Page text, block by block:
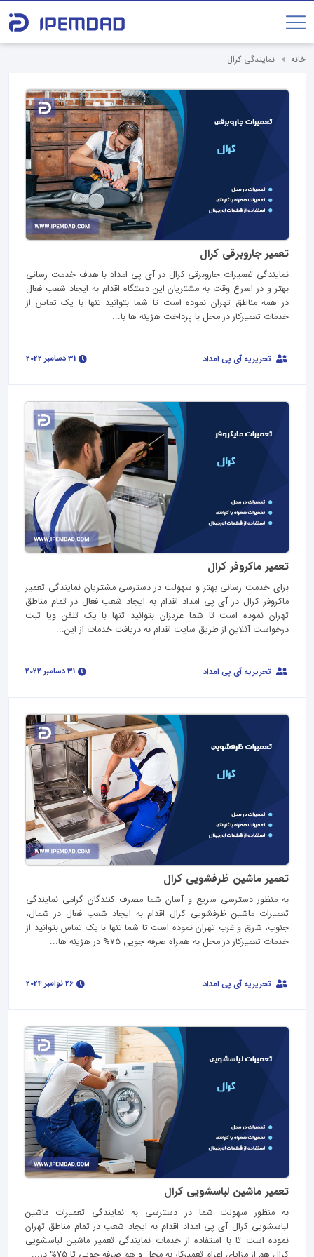
خانه نمایندگی کرال
تعمیر جاروبرقی کرال
نمایندگی تعمیرات جاروبرقی کرال در آی پی امداد با هدف خدمت رسانی
بهتر و در اسرع وقت به مشتریان این دستگاه اقدام به ایجاد شعب فعال
در همه مناطق تهران نموده است تا شما بتوانید تنها با یک تماس از
خدمات تعمیرکار در محل با پرداخت هزینه ها با...
تحریریه آی پی امداد
تعمیر ماکروفر کرال
برای خدمت رسانی بهتر و سهولت در دسترسی مشتریان نمایندگی تعمیر
ماکروفر کرال در آی پی امداد اقدام به ایجاد شعب فعال در تمام مناطق
تهران نموده است تا شما عزیزان بتوانید تنها با یک تلفن ویا ثبت
درخواست آنلاین از طریق سایت اقدام به دریافت خدمات از این...
تحریریه آی پی امداد
تعمیر ماشین ظرفشویی کرال
به منظور دسترسی سریع و آسان شما مصرف کنندگان گرامی نمایندگی
تعمیرات ماشین ظرفشویی کرال اقدام به ایجاد شعب فعال در شمال،
جنوب، شرق و غرب تهران نموده است تا شما تنها با یک تماس بتوانید از
خدمات تعمیرکار در محل به همراه صرفه جویی 75% در هزینه ها...
تحریریه آی پی امداد
تعمیر ماشین لباسشویی کرال
به منظور سهولت شما در دسترسی به نمایندگی تعمیرات ماشین
لباسشویی کرال آی پی امداد اقدام به ایجاد شعب در تمام مناطق تهران
نموده است تا با استفاده از خدمات نمایندگی تعمیر ماشین لباسشویی